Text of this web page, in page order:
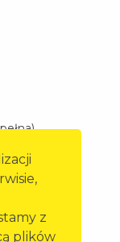
z
plików